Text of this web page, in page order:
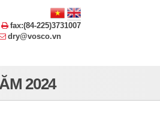
fax:(84-225)3731007
dry@vosco.vn
2024